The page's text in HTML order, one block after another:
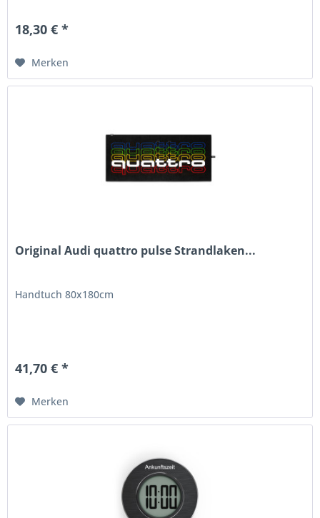
18,30 € *
Merken
Original Audi quattro pulse Strandlaken...
Handtuch 80x180cm
41,70 € *
Merken